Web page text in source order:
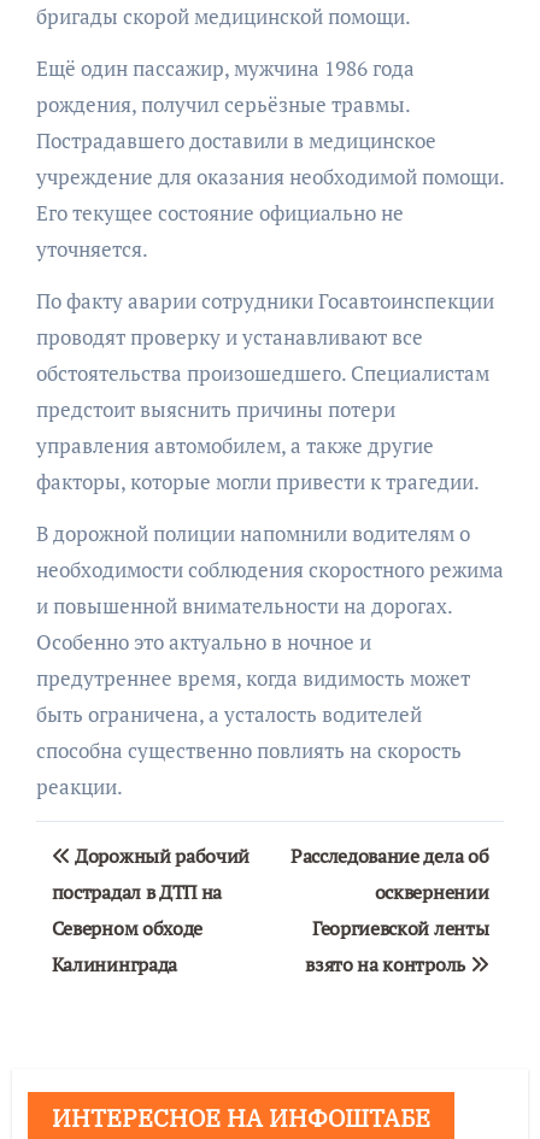
бригады скорой медицинской помощи.
Ещё один пассажир, мужчина 1986 года
рождения, получил серьёзные травмы.
Пострадавшего доставили в медицинское
учреждение для оказания необходимой помощи.
Его текущее состояние официально не
уточняется.
По факту аварии сотрудники Госавтоинспекции
проводят проверку и устанавливают все
обстоятельства произошедшего. Специалистам
предстоит выяснить причины потери
управления автомобилем, а также другие
факторы, которые могли привести к трагедии.
В дорожной полиции напомнили водителям о
необходимости соблюдения скоростного режима
и повышенной внимательности на дорогах.
Особенно это актуально в ночное и
предутреннее время, когда видимость может
быть ограничена, а усталость водителей
способна существенно повлиять на скорость
реакции.
Навигация
по
записям
Дорожный рабочий
пострадал в ДТП на
Северном обходе
Калининграда
Расследование дела об
осквернении
Георгиевской ленты
взято на контроль
ИНТЕРЕСНОЕ НА ИНФОШТАБЕ